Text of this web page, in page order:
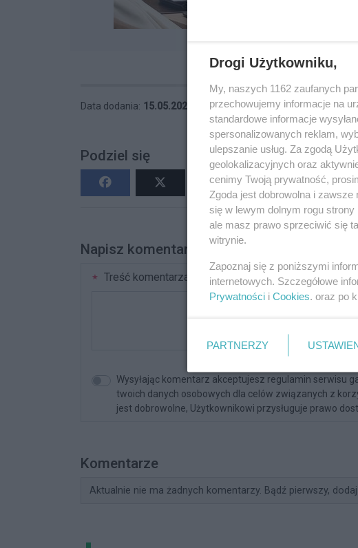
Data dodania: 15.05.2026 18:51 Wyświetleń: 1228
Podziel się
Napisz komentarz
Treść komentarza
Wysyłając komentarz akceptujesz regulamin serwisu
twoich danych osobowych dla celów związanych z
jest dobrowolne, Użytkownikowi przysługuje prawo
Komentarze
Aktualnie nie ma żadnych komentarzy. Bądź pierwszy,
Drogi Użytkowniku,
My, naszych 1162 zaufanych
przechowujemy informacje na
standardowe informacje
spersonalizowanych reklam,
ulepszanie usług. Za zgodą
geolokalizacyjnych oraz
cenimy Twoją prywatność,
Zgoda jest dobrowolna i
się w lewym dolnym rogu strony
ale masz prawo sprzeciwić się
witrynie.
Zapoznaj się z poniższymi
internetowych. Szczegółowe
Prywatności i Cookies. oraz po
PARTNERZY